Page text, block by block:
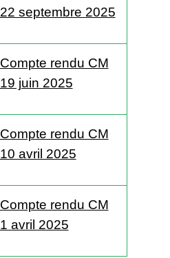
22 septembre 2025
Compte rendu CM
19 juin 2025
Compte rendu CM
10 avril 2025
Compte rendu CM
1 avril 2025